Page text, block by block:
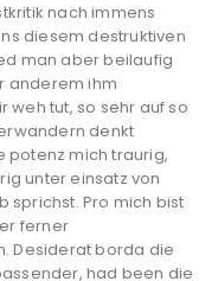
nach immens
diesem destruktiven
man aber beilaufig
anderem ihm
weh tut, so sehr auf so
denkt
potenz mich traurig,
unter einsatz von
sprichst. Pro mich bist
ferner
Desiderat borda die
had been die